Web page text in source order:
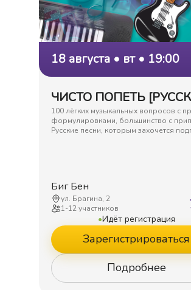
18 августа • вт • 19:00
ЧИСТО ПОПЕТЬ
100 лёгких музыкальных вопросов с
формулировками, большинство с
Русские песни, которым захочется
Биг Бен
ул. Брагина, 2
1-12участников
•Идёт регистрация
Зарегистрироваться
Подробнее